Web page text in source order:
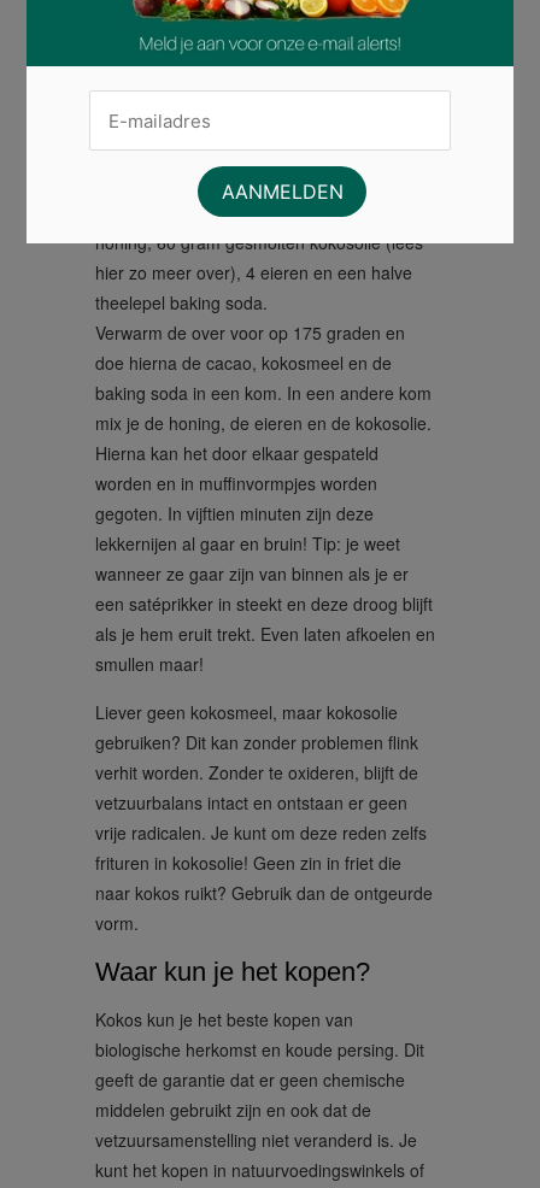
twee tot drie keer zoveel eieren.
Maak bijvoorbeeld eens voor een lekkere,
stevige maar toch luchtige chocolademuffin.
Dit is een recept voor bewuste
zoetekauwen! Je hebt hier veertig 40
kokosmeel voor nodig, 20 gram rauwe
cacao (ook een superfood!), 80 gram
honing, 60 gram gesmolten kokosolie (lees
hier zo meer over), 4 eieren en een halve
theelepel baking soda.
Verwarm de over voor op 175 graden en
doe hierna de cacao, kokosmeel en de
baking soda in een kom. In een andere kom
mix je de honing, de eieren en de kokosolie.
Hierna kan het door elkaar gespateld
worden en in muffinvormpjes worden
gegoten. In vijftien minuten zijn deze
lekkernijen al gaar en bruin! Tip: je weet
wanneer ze gaar zijn van binnen als je er
een satéprikker in steekt en deze droog blijft
als je hem eruit trekt. Even laten afkoelen en
smullen maar!
Liever geen kokosmeel, maar kokosolie
gebruiken? Dit kan zonder problemen flink
verhit worden. Zonder te oxideren, blijft de
vetzuurbalans intact en ontstaan er geen
vrije radicalen. Je kunt om deze reden zelfs
frituren in kokosolie! Geen zin in friet die
naar kokos ruikt? Gebruik dan de ontgeurde
vorm.
Waar kun je het kopen?
Kokos kun je het beste kopen van
biologische herkomst en koude persing. Dit
geeft de garantie dat er geen chemische
middelen gebruikt zijn en ook dat de
vetzuursamenstelling niet veranderd is. Je
kunt het kopen in natuurvoedingswinkels of